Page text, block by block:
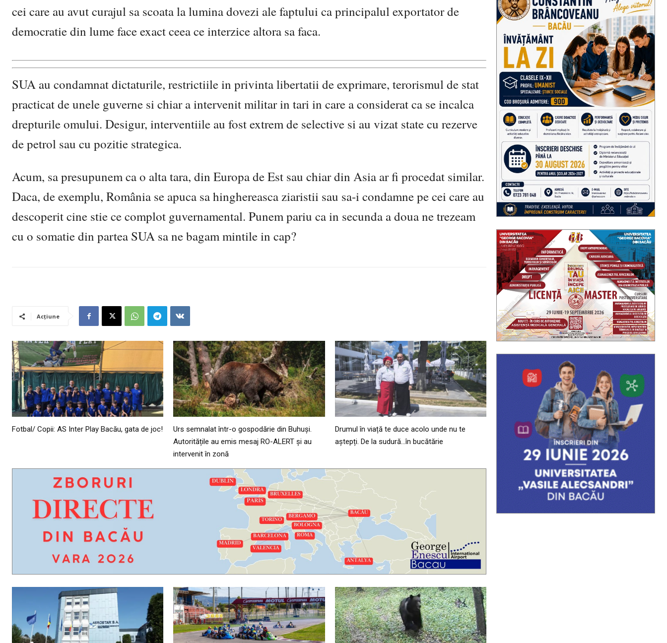
cei care au avut curajul sa scoata la lumina dovezi ale faptului ca principalul exportator de
democratie din lume face exact ceea ce interzice altora sa faca.
SUA au condamnat dictaturile, restrictiile in privinta libertatii de exprimare, terorismul de stat
practicat de unele guverne si chiar a intervenit militar in tari in care a considerat ca se incalca
drepturile omului. Desigur, interventiile au fost extrem de selective si au vizat state cu rezerve
de petrol sau cu pozitie strategica.
Acum, sa presupunem ca o alta tara, din Europa de Est sau chiar din Asia ar fi procedat similar.
Daca, de exemplu, România se apuca sa hinghereasca ziaristii sau sa-i condamne pe cei care au
descoperit cine stie ce complot guvernamental. Punem pariu ca in secunda a doua ne trezeam
cu o somatie din partea SUA sa ne bagam mintile in cap?
Acțiune
Fotbal/ Copii: AS Inter Play Bacău, gata de joc!
Urs semnalat într-o gospodărie din Buhuși.
Autoritățile au emis mesaj RO-ALERT și au
intervenit în zonă
Drumul în viață te duce acolo unde nu te
aștepți. De la sudură…în bucătărie